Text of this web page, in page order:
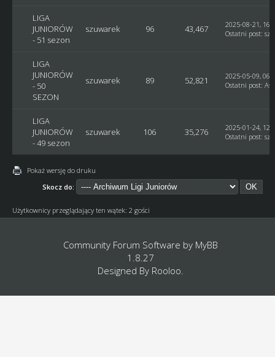
LIGA
JUNIORÓW
- 51 sezon
szuwarek 96 43,467
2025-08-21,
Ostatni post:
LIGA
JUNIORÓW
- 50
SEZON
szuwarek 89 52,821
2025-05-09,
Ostatni post:
LIGA
JUNIORÓW
- 49 sezon
szuwarek 106 35,276
2025-01-24,
Ostatni post:
Pokaż wersję do druku
Skocz do:
Użytkownicy przeglądający ten wątek: 2 gości
Community Forum Software by MyBB
1.8.27
Designed By Rooloo